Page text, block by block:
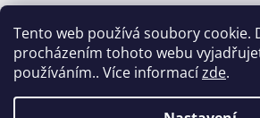
Tento web používá soubory cookie.
procházením tohoto webu
používáním.. Více informacízde.